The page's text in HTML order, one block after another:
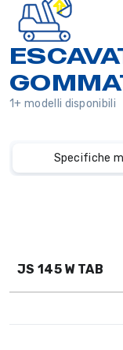
1+ modelli disponibili
Specifiche
JS 145 W TAB